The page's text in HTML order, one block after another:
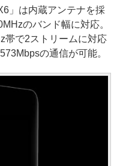
」は内蔵アンテナを採
のバンド幅に対応。
帯で2ストリームに対応
の通信が可能。